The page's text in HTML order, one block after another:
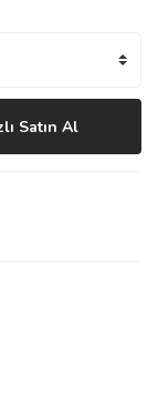
Satın Al